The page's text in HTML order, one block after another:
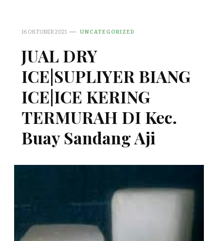
16 OKTOBER 2021 UNCATEGORIZED
JUAL DRY
ICE|SUPLIYER BIANG
ICE|ICE KERING
TERMURAH DI Kec.
Buay Sandang Aji